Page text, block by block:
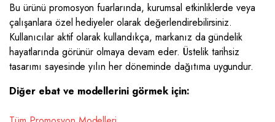
Bu ürünü promosyon fuarlarında, kurumsal etkinliklerde veya
çalışanlara özel hediyeler olarak değerlendirebilirsiniz.
Kullanıcılar aktif olarak kullandıkça, markanız da gündelik
hayatlarında görünür olmaya devam eder. Üstelik tarihsiz
tasarımı sayesinde yılın her döneminde dağıtıma uygundur.
Diğer ebat ve modellerini görmek için: